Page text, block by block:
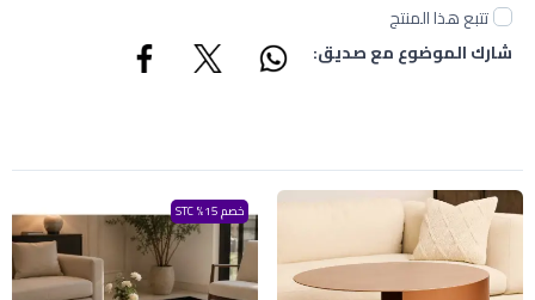
تتبع هذا المنتج
شارك الموضوع مع صديق:
خصم 15% STC